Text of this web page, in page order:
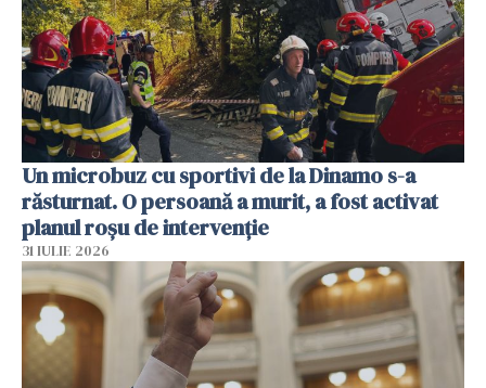
Un microbuz cu sportivi de la Dinamo s-a
răsturnat. O persoană a murit, a fost activat
planul roșu de intervenție
31 IULIE 2026